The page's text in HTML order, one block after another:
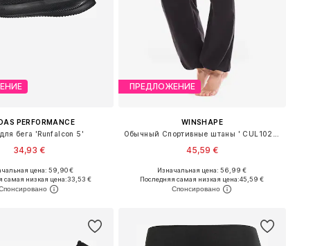
PERFORMANCE
бега 'Runfalcon 5'
34,93 €
+4
множество размеров
в корзину
цена: 59,90 €
самая низкая цена:33,53 €
ПРЕДЛОЖЕНИЕ
WINSHAPE
45,59 €
Доступные размеры: S, M, L, XL
Добавить в корзину
Изначальная цена: 56,99 €
Последняя самая низкая цена:45,59 €